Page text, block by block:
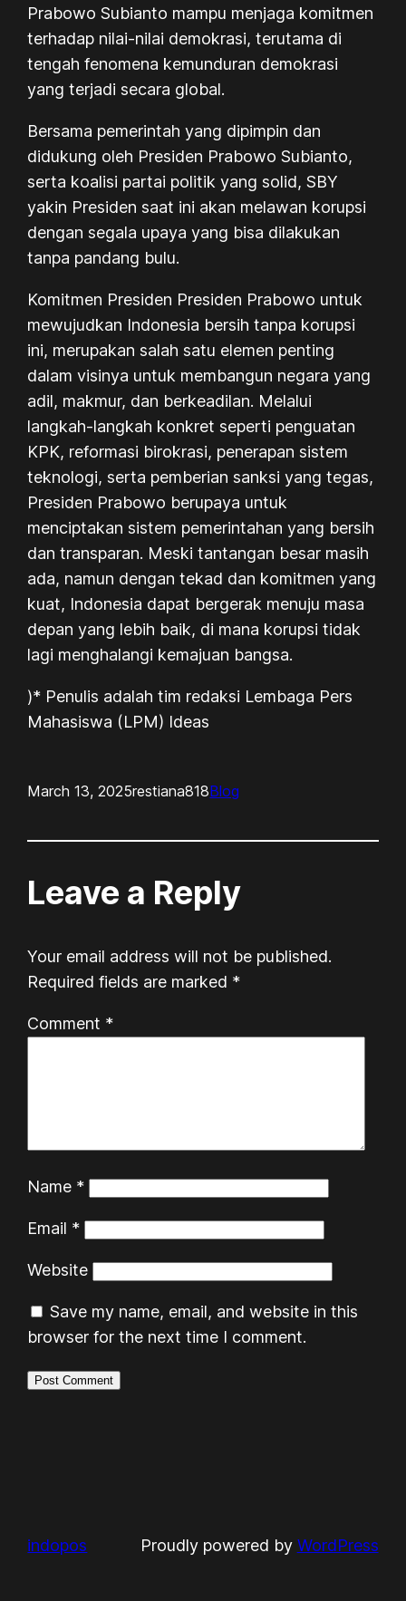
Prabowo Subianto mampu menjaga komitmen
terhadap nilai-nilai demokrasi, terutama di
tengah fenomena kemunduran demokrasi
yang terjadi secara global.
Bersama pemerintah yang dipimpin dan
didukung oleh Presiden Prabowo Subianto,
serta koalisi partai politik yang solid, SBY
yakin Presiden saat ini akan melawan korupsi
dengan segala upaya yang bisa dilakukan
tanpa pandang bulu.
Komitmen Presiden Presiden Prabowo untuk
mewujudkan Indonesia bersih tanpa korupsi
ini, merupakan salah satu elemen penting
dalam visinya untuk membangun negara yang
adil, makmur, dan berkeadilan. Melalui
langkah-langkah konkret seperti penguatan
KPK, reformasi birokrasi, penerapan sistem
teknologi, serta pemberian sanksi yang tegas,
Presiden Prabowo berupaya untuk
menciptakan sistem pemerintahan yang bersih
dan transparan. Meski tantangan besar masih
ada, namun dengan tekad dan komitmen yang
kuat, Indonesia dapat bergerak menuju masa
depan yang lebih baik, di mana korupsi tidak
lagi menghalangi kemajuan bangsa.
)* Penulis adalah tim redaksi Lembaga Pers
Mahasiswa (LPM) Ideas
March 13, 2025restiana818Blog
Leave a Reply
Your email address will not be published.
Required fields are marked *
Comment *
Name *
Email *
Website
Save my name, email, and website in this
browser for the next time I comment.
indopos Proudly powered by WordPress